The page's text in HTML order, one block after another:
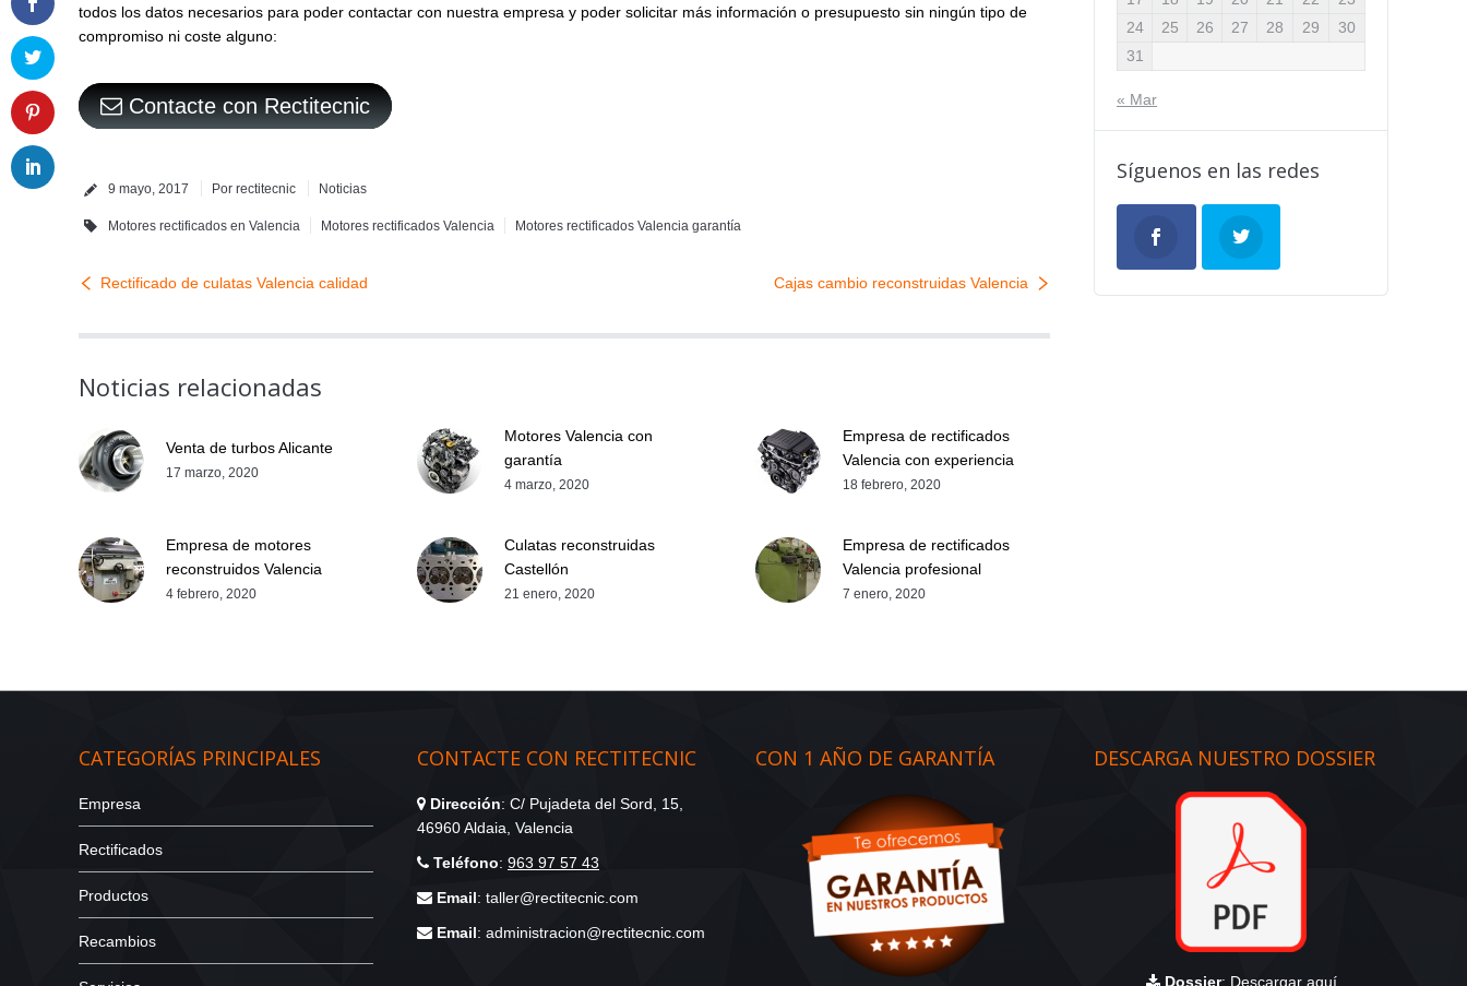
todos los datos necesarios para poder contactar con nuestra empresa y poder solicitar más información o presupuesto sin ningún tipo de
compromiso ni coste alguno:
Contacte con Rectitecnic
9 mayo, 2017 Por rectitecnic Noticias
Motores rectificados en Valencia Motores rectificados Valencia Motores rectificados Valencia garantía
Rectificado de culatas Valencia calidad Cajas cambio reconstruidas Valencia
Noticias relacionadas
Venta de turbos Alicante
17 marzo, 2020
Motores Valencia con
garantía
4 marzo, 2020
Empresa de rectificados
Valencia con experiencia
18 febrero, 2020
Empresa de motores
reconstruidos Valencia
4 febrero, 2020
Culatas reconstruidas
Castellón
21 enero, 2020
Empresa de rectificados
Valencia profesional
7 enero, 2020
24
25 26 27 28 29
30
31
« Mar
Síguenos en las redes
CATEGORÍAS PRINCIPALES
Empresa
Rectificados
Productos
Recambios
CONTACTE CON RECTITECNIC
Dirección: C/ Pujadeta del Sord, 15,
46960 Aldaia, Valencia
Teléfono: 963 97 57 43
Email: taller@rectitecnic.com
Email: administracion@rectitecnic.com
CON 1 AÑO DE GARANTÍA DESCARGA NUESTRO DOSSIER
Dossier: Descargar aquí